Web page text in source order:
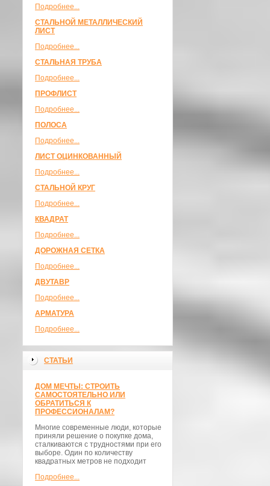
Подробнее...
СТАЛЬНОЙ МЕТАЛЛИЧЕСКИЙ
ЛИСТ
Подробнее...
СТАЛЬНАЯ ТРУБА
Подробнее...
ПРОФЛИСТ
Подробнее...
ПОЛОСА
Подробнее...
ЛИСТ ОЦИНКОВАННЫЙ
Подробнее...
СТАЛЬНОЙ КРУГ
Подробнее...
КВАДРАТ
Подробнее...
ДОРОЖНАЯ СЕТКА
Подробнее...
ДВУТАВР
Подробнее...
АРМАТУРА
Подробнее...
СТАТЬИ
ДОМ МЕЧТЫ: СТРОИТЬ
САМОСТОЯТЕЛЬНО ИЛИ
ОБРАТИТЬСЯ К
ПРОФЕССИОНАЛАМ?
Многие современные люди, которые
приняли решение о покупке дома,
сталкиваются с трудностями при его
выборе. Один по количеству
квадратных метров не подходит
Подробнее...